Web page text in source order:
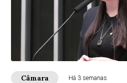
Câmara Há 3 semanas